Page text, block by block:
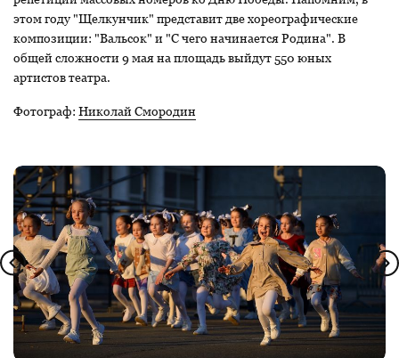
этом году "Щелкунчик" представит две хореографические
композиции: "Вальсок" и "С чего начинается Родина". В
общей сложности 9 мая на площадь выйдут 550 юных
артистов театра.
Фотограф: Николай Смородин